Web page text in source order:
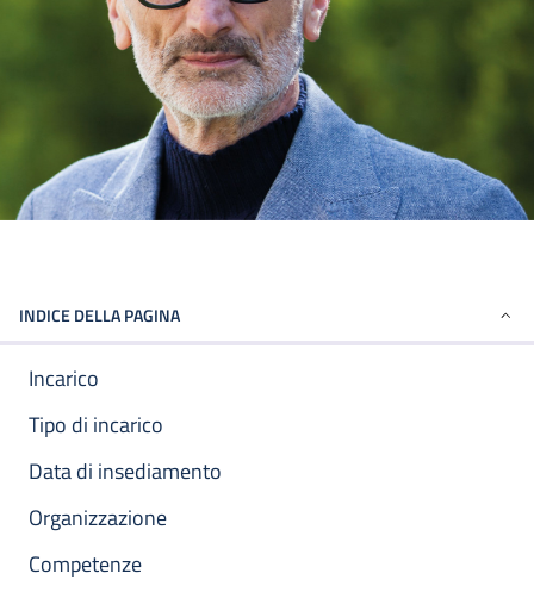
INDICE DELLA PAGINA
Incarico
Tipo di incarico
Data di insediamento
Organizzazione
Competenze